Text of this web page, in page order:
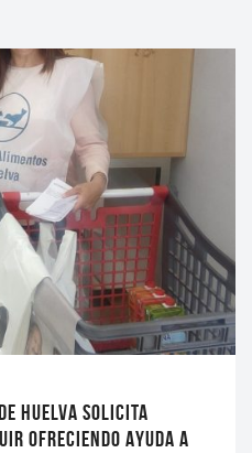
HUELVA SOLICITA
OFRECIENDO AYUDA A